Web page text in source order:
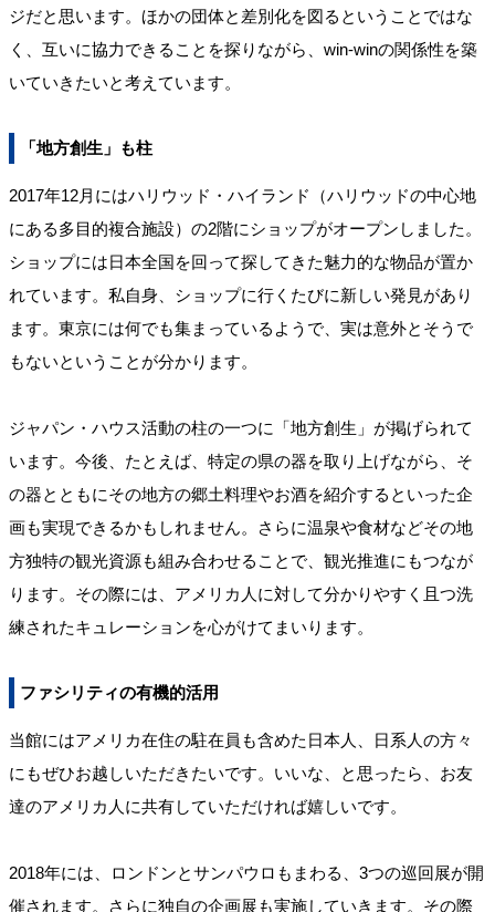
ジだと思います。ほかの団体と差別化を図るということではな
く、互いに協力できることを探りながら、win-winの関係性を築
いていきたいと考えています。
「地方創生」も柱
2017年12月にはハリウッド・ハイランド（ハリウッドの中心地
にある多目的複合施設）の2階にショップがオープンしました。
ショップには日本全国を回って探してきた魅力的な物品が置か
れています。私自身、ショップに行くたびに新しい発見があり
ます。東京には何でも集まっているようで、実は意外とそうで
もないということが分かります。
ジャパン・ハウス活動の柱の一つに「地方創生」が掲げられて
います。今後、たとえば、特定の県の器を取り上げながら、そ
の器とともにその地方の郷土料理やお酒を紹介するといった企
画も実現できるかもしれません。さらに温泉や食材などその地
方独特の観光資源も組み合わせることで、観光推進にもつなが
ります。その際には、アメリカ人に対して分かりやすく且つ洗
練されたキュレーションを心がけてまいります。
ファシリティの有機的活用
当館にはアメリカ在住の駐在員も含めた日本人、日系人の方々
にもぜひお越しいただきたいです。いいな、と思ったら、お友
達のアメリカ人に共有していただければ嬉しいです。
2018年には、ロンドンとサンパウロもまわる、3つの巡回展が開
催されます。さらに独自の企画展も実施していきます。その際